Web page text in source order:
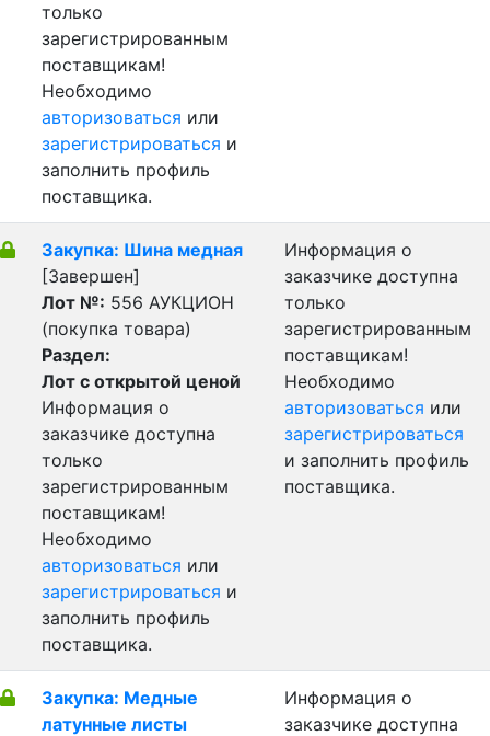
только
зарегистрированным
поставщикам!
Необходимо
авторизоваться или
зарегистрироваться и
заполнить профиль
поставщика.
Закупка: Шина медная
[Завершен]
Лот №: 556 АУКЦИОН
(покупка товара)
Раздел:
Лот с открытой ценой
Информация о
заказчике доступна
только
зарегистрированным
поставщикам!
Необходимо
авторизоваться или
зарегистрироваться и
заполнить профиль
поставщика.
Информация о
заказчике доступна
только
зарегистрированным
поставщикам!
Необходимо
авторизоваться или
зарегистрироваться
и заполнить профиль
поставщика.
Закупка: Медные
латунные листы
Информация о
заказчике доступна